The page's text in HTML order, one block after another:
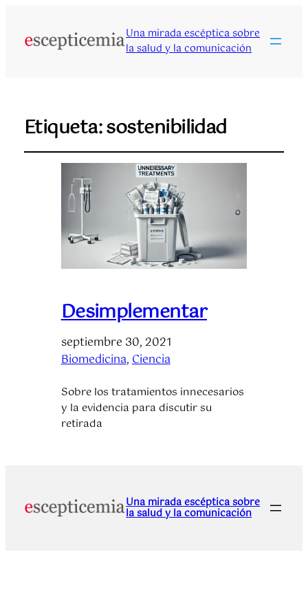
Una mirada escéptica sobre
la salud y la comunicación
Etiqueta:sostenibilidad
Desimplementar
septiembre 30, 2021
Biomedicina, Ciencia
Sobre los tratamientos innecesarios
y la evidencia para discutir su
retirada
Una mirada escéptica sobre
la salud y la comunicación